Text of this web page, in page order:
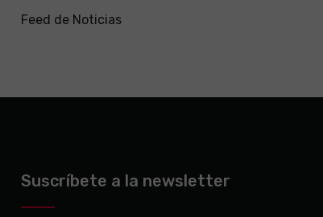
Feed de Noticias
Suscríbete a la newsletter